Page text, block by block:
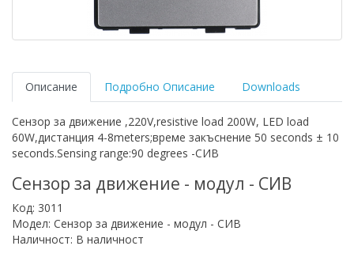
Описание Подробно Описание Downloads
Сензор за движение ,220V,resistive load 200W, LED load
60W,дистанция 4-8meters;време закъснение 50 seconds ± 10
seconds.Sensing range:90 degrees -СИВ
Сензор за движение - модул - СИВ
Код: 3011
Модел: Сензор за движение - модул - СИВ
Наличност: В наличност